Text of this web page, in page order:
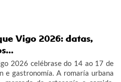
Vigo 2026: datas,
2026 celébrase do 14 ao 17 de
e gastronomía. A romaría urbana